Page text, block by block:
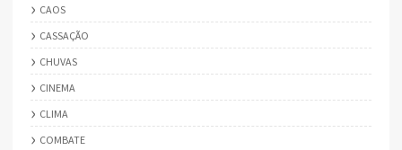
CAOS
CASSAÇÃO
CHUVAS
CINEMA
CLIMA
COMBATE